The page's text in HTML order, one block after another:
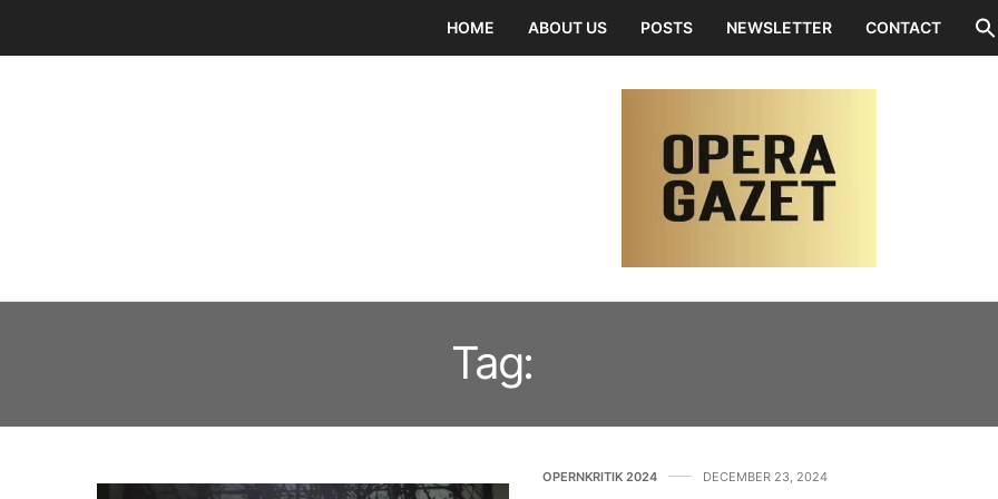
HOME ABOUT US POSTS NEWSLETTER CONTACT
Tag:
OPERNKRITIK 2024 DECEMBER 23, 2024